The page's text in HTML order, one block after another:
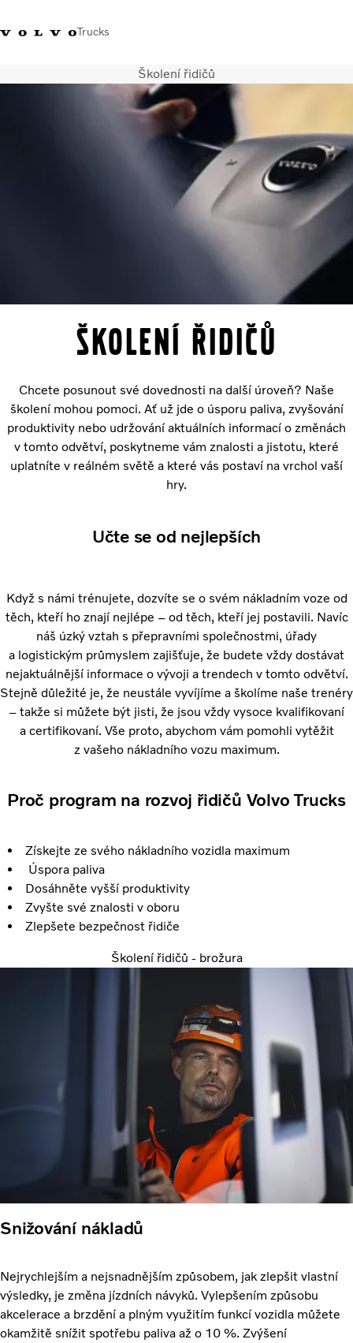
Trucks
Klub řidičů
Volvo
Přihlášení k Volvo
O nás
Školení řidičů
Školení řidičů
Chcete posunout své dovednosti na další úroveň? Naše
školení mohou pomoci. Ať už jde o úsporu paliva, zvyšování
produktivity nebo udržování aktuálních informací o změnách
v tomto odvětví, poskytneme vám znalosti a jistotu, které
uplatníte v reálném světě a které vás postaví na vrchol vaší
hry.
Učte se od nejlepších
Když s námi trénujete, dozvíte se o svém nákladním voze od
těch, kteří ho znají nejlépe – od těch, kteří jej postavili. Navíc
náš úzký vztah s přepravními společnostmi, úřady
a logistickým průmyslem zajišťuje, že budete vždy dostávat
nejaktuálnější informace o vývoji a trendech v tomto odvětví.
Stejně důležité je, že neustále vyvíjíme a školíme naše trenéry
– takže si můžete být jisti, že jsou vždy vysoce kvalifikovaní
a certifikovaní. Vše proto, abychom vám pomohli vytěžit
z vašeho nákladního vozu maximum.
Proč program na rozvoj řidičů Volvo Trucks
Získejte ze svého nákladního vozidla maximum
Úspora paliva
Dosáhněte vyšší produktivity
Zvyšte své znalosti v oboru
Zlepšete bezpečnost řidiče
Školení řidičů - brožura
Snižování nákladů
Nejrychlejším a nejsnadnějším způsobem, jak zlepšit vlastní
výsledky, je změna jízdních návyků. Vylepšením způsobu
akcelerace a brzdění a plným využitím funkcí vozidla můžete
okamžitě snížit spotřebu paliva až o 10 %. Zvýšení